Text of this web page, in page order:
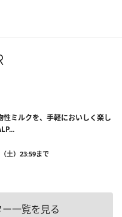
性ミルクを、手軽においしく楽し
土）23:59まで
一覧を見る